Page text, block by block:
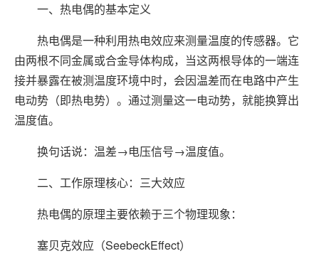
一、热电偶的基本定义
热电偶是一种利用热电效应来测量温度的传感器。它
由两根不同金属或合金导体构成，当这两根导体的一端连
接并暴露在被测温度环境中时，会因温差而在电路中产生
电动势（即热电势）。通过测量这一电动势，就能换算出
温度值。
换句话说：温差→电压信号→温度值。
二、工作原理核心：三大效应
热电偶的原理主要依赖于三个物理现象：
塞贝克效应（SeebeckEffect）